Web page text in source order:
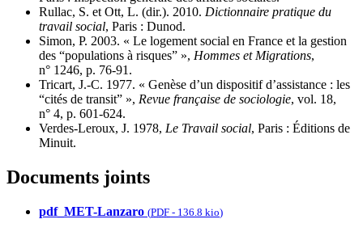
Rullac, S. et Ott, L. (dir.). 2010. Dictionnaire pratique du
travail social, Paris : Dunod.
Simon, P. 2003. « Le logement social en France et la gestion
des “populations à risques” », Hommes et Migrations,
n° 1246, p. 76‑91.
Tricart, J.-C. 1977. « Genèse d’un dispositif d’assistance : les
“cités de transit” », Revue française de sociologie, vol. 18,
n° 4, p. 601‑624.
Verdes-Leroux, J. 1978, Le Travail social, Paris : Éditions de
Minuit.
Documents joints
pdf_MET-Lanzaro (PDF - 136.8 kio)